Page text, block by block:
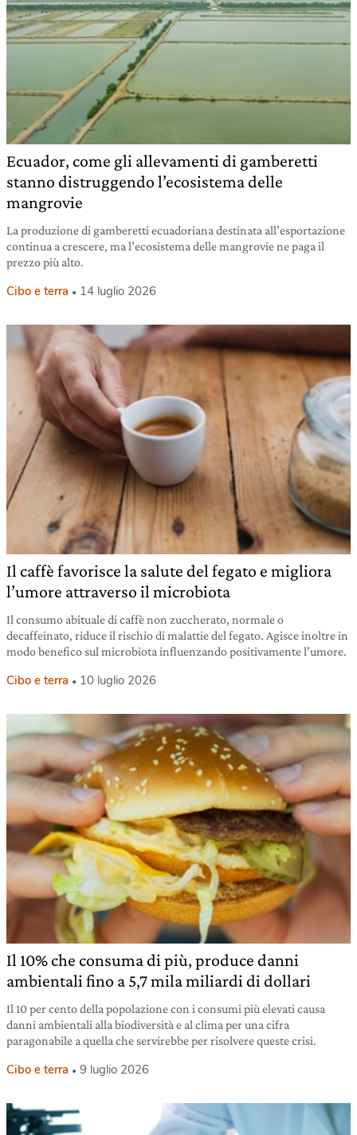
Ecuador, come gli allevamenti di gamberetti
stanno distruggendo l’ecosistema delle
mangrovie
La produzione di gamberetti ecuadoriana destinata all’esportazione
continua a crescere, ma l’ecosistema delle mangrovie ne paga il
prezzo più alto.
Cibo e terra 14 luglio 2026
Il caffè favorisce la salute del fegato e migliora
l’umore attraverso il microbiota
Il consumo abituale di caffè non zuccherato, normale o
decaffeinato, riduce il rischio di malattie del fegato. Agisce inoltre in
modo benefico sul microbiota influenzando positivamente l’umore.
Cibo e terra 10 luglio 2026
Il 10% che consuma di più, produce danni
ambientali fino a 5,7 mila miliardi di dollari
Il 10 per cento della popolazione con i consumi più elevati causa
danni ambientali alla biodiversità e al clima per una cifra
paragonabile a quella che servirebbe per risolvere queste crisi.
Cibo e terra 9 luglio 2026